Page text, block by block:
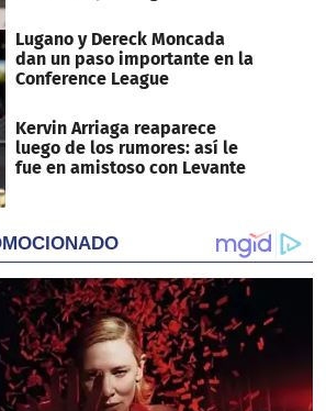
Lugano y Dereck Moncada
dan un paso importante en la
Conference League
Kervin Arriaga reaparece
luego de los rumores: así le
fue en amistoso con Levante